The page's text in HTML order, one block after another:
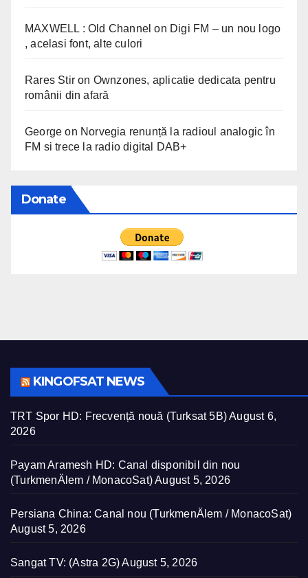
MAXWELL : Old Channel on Digi FM – un nou logo
, acelasi font, alte culori
Rares Stir on Ownzones, aplicatie dedicata pentru
românii din afară
George on Norvegia renunță la radioul analogic în
FM si trece la radio digital DAB+
Donate
KINGOFSAT NEWS
TRT Spor HD: Frecvență nouă (Turksat 5B)August 6,
2026
Payam Aramesh HD: Canal disponibil din nou
(TurkmenÄlem / MonacoSat)August 5, 2026
Persiana China: Canal nou (TurkmenÄlem / MonacoSat)
August 5, 2026
Sangat TV: (Astra 2G) August 5, 2026